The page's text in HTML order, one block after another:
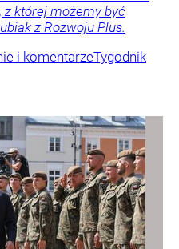
z której możemy być
z Rozwoju Plus.
i komentarzeTygodnik